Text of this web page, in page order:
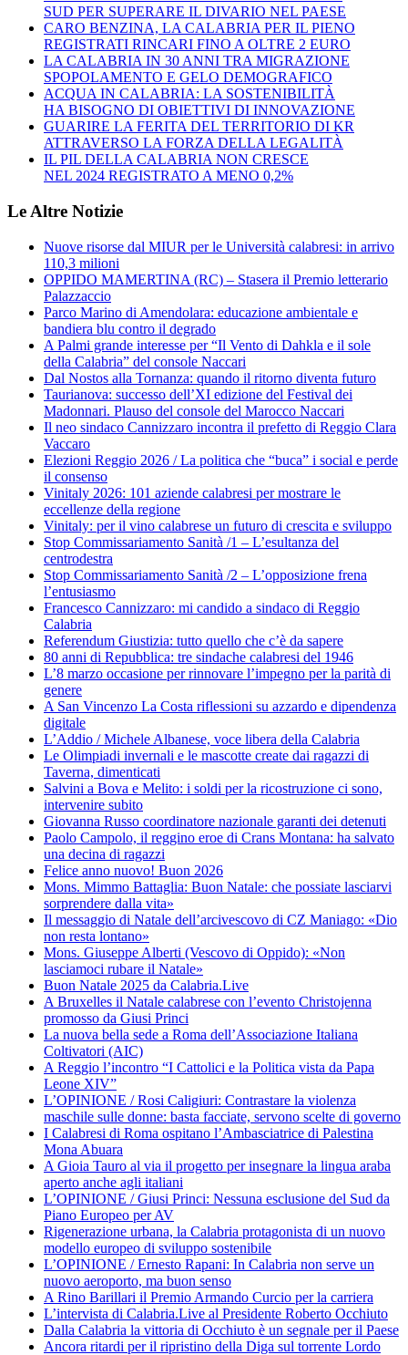
SUD PER SUPERARE IL DIVARIO NEL PAESE
CARO BENZINA, LA CALABRIA PER IL PIENO
REGISTRATI RINCARI FINO A OLTRE 2 EURO
LA CALABRIA IN 30 ANNI TRA MIGRAZIONE
SPOPOLAMENTO E GELO DEMOGRAFICO
ACQUA IN CALABRIA: LA SOSTENIBILITÀ
HA BISOGNO DI OBIETTIVI DI INNOVAZIONE
GUARIRE LA FERITA DEL TERRITORIO DI KR
ATTRAVERSO LA FORZA DELLA LEGALITÀ
IL PIL DELLA CALABRIA NON CRESCE
NEL 2024 REGISTRATO A MENO 0,2%
Le Altre Notizie
Nuove risorse dal MIUR per le Università calabresi: in arrivo
110,3 milioni
OPPIDO MAMERTINA (RC) – Stasera il Premio letterario
Palazzaccio
Parco Marino di Amendolara: educazione ambientale e
bandiera blu contro il degrado
A Palmi grande interesse per “Il Vento di Dahkla e il sole
della Calabria” del console Naccari
Dal Nostos alla Tornanza: quando il ritorno diventa futuro
Taurianova: successo dell’XI edizione del Festival dei
Madonnari. Plauso del console del Marocco Naccari
Il neo sindaco Cannizzaro incontra il prefetto di Reggio Clara
Vaccaro
Elezioni Reggio 2026 / La politica che “buca” i social e perde
il consenso
Vinitaly 2026: 101 aziende calabresi per mostrare le
eccellenze della regione
Vinitaly: per il vino calabrese un futuro di crescita e sviluppo
Stop Commissariamento Sanità /1 – L’esultanza del
centrodestra
Stop Commissariamento Sanità /2 – L’opposizione frena
l’entusiasmo
Francesco Cannizzaro: mi candido a sindaco di Reggio
Calabria
Referendum Giustizia: tutto quello che c’è da sapere
80 anni di Repubblica: tre sindache calabresi del 1946
L’8 marzo occasione per rinnovare l’impegno per la parità di
genere
A San Vincenzo La Costa riflessioni su azzardo e dipendenza
digitale
L’Addio / Michele Albanese, voce libera della Calabria
Le Olimpiadi invernali e le mascotte create dai ragazzi di
Taverna, dimenticati
Salvini a Bova e Melito: i soldi per la ricostruzione ci sono,
intervenire subito
Giovanna Russo coordinatore nazionale garanti dei detenuti
Paolo Campolo, il reggino eroe di Crans Montana: ha salvato
una decina di ragazzi
Felice anno nuovo! Buon 2026
Mons. Mimmo Battaglia: Buon Natale: che possiate lasciarvi
sorprendere dalla vita»
Il messaggio di Natale dell’arcivescovo di CZ Maniago: «Dio
non resta lontano»
Mons. Giuseppe Alberti (Vescovo di Oppido): «Non
lasciamoci rubare il Natale»
Buon Natale 2025 da Calabria.Live
A Bruxelles il Natale calabrese con l’evento Christojenna
promosso da Giusi Princi
La nuova bella sede a Roma dell’Associazione Italiana
Coltivatori (AIC)
A Reggio l’incontro “I Cattolici e la Politica vista da Papa
Leone XIV”
L’OPINIONE / Rosi Caligiuri: Contrastare la violenza
maschile sulle donne: basta facciate, servono scelte di governo
I Calabresi di Roma ospitano l’Ambasciatrice di Palestina
Mona Abuara
A Gioia Tauro al via il progetto per insegnare la lingua araba
aperto anche agli italiani
L’OPINIONE / Giusi Princi: Nessuna esclusione del Sud da
Piano Europeo per AV
Rigenerazione urbana, la Calabria protagonista di un nuovo
modello europeo di sviluppo sostenibile
L’OPINIONE / Ernesto Rapani: In Calabria non serve un
nuovo aeroporto, ma buon senso
A Rino Barillari il Premio Armando Curcio per la carriera
L’intervista di Calabria.Live al Presidente Roberto Occhiuto
Dalla Calabria la vittoria di Occhiuto è un segnale per il Paese
Ancora ritardi per il ripristino della Diga sul torrente Lordo